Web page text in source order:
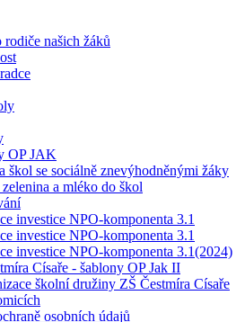
našich žáků
OP JAK
škol se sociálně znevýhodněnými žáky
a mléko do škol
investice NPO-komponenta 3.1
investice NPO-komponenta 3.1
investice NPO-komponenta 3.1(2024)
Císaře - šablony OP Jak II
školní družiny ZŠ Čestmíra Císaře
osobních údajů